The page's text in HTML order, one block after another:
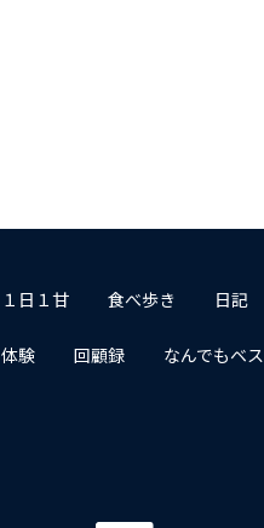
１日１甘 食べ歩き 日記
体験 回顧録 なんでもベ